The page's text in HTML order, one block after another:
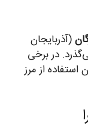
(آذربایجان
در برخی
از مرز